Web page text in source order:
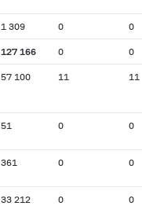
1 309 0 0
127 166 0 0
57 100 11 11
51 0 0
361 0 0
33 212 0 0